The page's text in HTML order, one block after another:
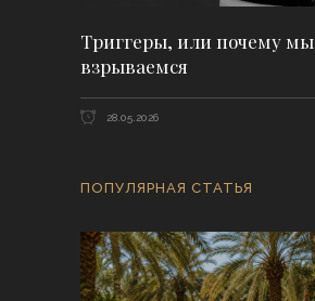
Триггеры, или почему мы
взрываемся
28.05.2026
ПОПУЛЯРНАЯ СТАТЬЯ